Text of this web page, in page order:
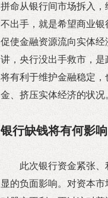
拼命从银行间市场拆入
不出手，就是希望商业银
促使金融资源流向实体
讲，央行没出手救市，是
将有利于维护金融稳定
金、挤压实体经济的状况
银行缺钱将有何影响
此次银行资金紧张
显的负面影响。对资本